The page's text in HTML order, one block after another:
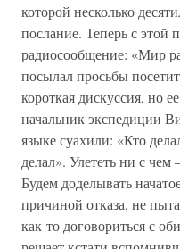
которой несколько
послание. Теперь с этой
радиосообщение: «Мир
посылал просьбы
короткая дискуссия, но
начальник экспедиции
языке суахили: «Кто
делал». Улететь ни с чем
Будем доделывать
причиной отказа, не
как-то договориться с